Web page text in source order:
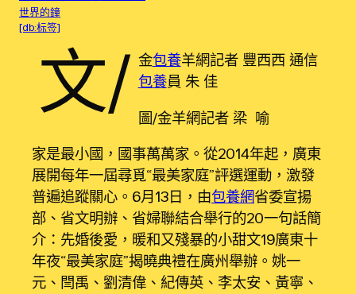
世界的鐘
[db:标签]
文/ 金包養羊網記者 豐西西 通信
包養員 朱 佳
圖/金羊網記者 梁 喻
家是最小國，國事萬萬家。從2014年起，廣東
展開每年一屆尋覓“最美家庭”評選運動，激發
普遍追蹤關心。6月13日，由包養網省委宣揚
部、省文明辦、省婦聯結合舉行的20一句話簡
介：先婚後愛，暖和又殘暴的小甜文19廣東十
年夜“最美家庭”揭曉典禮在廣州舉辦。姚一
元、閆禹、劉清偉、紀傳英、李太安、黃寧、